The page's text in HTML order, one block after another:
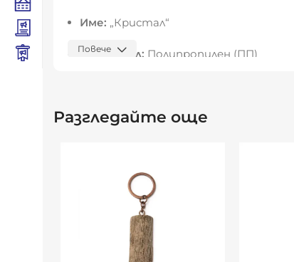
Име: „Кристал“
Материал: Полипропилен (ПП)
Размер:16 x 25,5 x 0,5 см
„Кристал“– модерно, леко и ефектно
Видяна от:
Повече
Разгледайте още